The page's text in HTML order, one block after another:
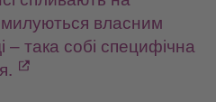
власним
– така собі специфічна